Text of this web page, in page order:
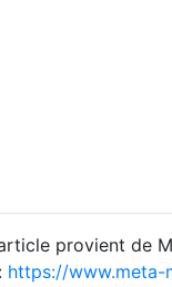
provient de
https://www.meta-